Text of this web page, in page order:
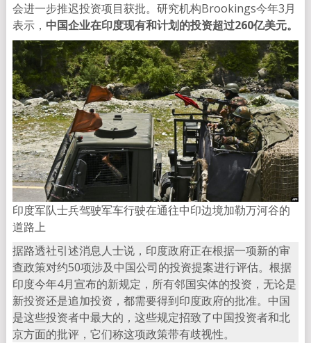
会进一步推迟投资项目获批。研究机构Brookings今年3月
表示， 中国企业在印度现有和计划的投资超过260亿美元。
印度军队士兵驾驶军车行驶在通往中印边境加勒万河谷的
道路上
据路透社引述消息人士说，印度政府正在根据一项新的审
查政策对约50项涉及中国公司的投资提案进行评估。根据
印度今年4月宣布的新规定，所有邻国实体的投资，无论是
新投资还是追加投资，都需要得到印度政府的批准。中国
是这些投资者中最大的，这些规定招致了中国投资者和北
京方面的批评，它们称这项政策带有歧视性。